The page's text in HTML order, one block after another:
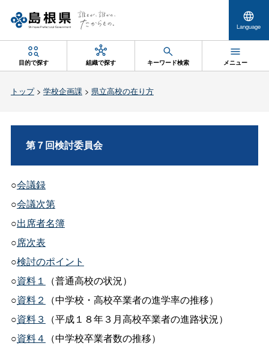
Language
目的で探す 組織で探す キーワード検索 メニュー
トップ> 学校企画課> 県立高校の在り方
第７回検討委員会
○会議録
○会議次第
○出席者名簿
○席次表
○検討のポイント
○資料１
（普通高校の状況）
○資料２
（中学校・高校卒業者の進学率の推移）
○資料３ （平成１８年３月高校卒業者の進路状況）
○資料４ （中学校卒業者数の推移）